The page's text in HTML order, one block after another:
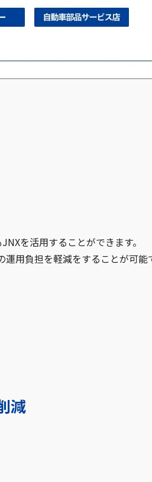
を活用することができます。
用負担を軽減をすることが可能
減